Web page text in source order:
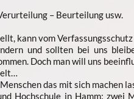
– Beurteilung usw.
kann vom
und sollten bei uns
Doch man will uns
das mit sich machen
Hochschule in Hamm: zwei